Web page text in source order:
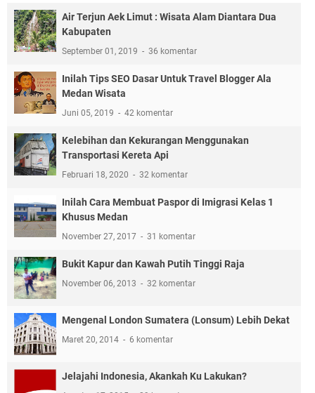
Air Terjun Aek Limut : Wisata Alam Diantara Dua
Kabupaten
September 01, 2019 36 komentar
Inilah Tips SEO Dasar Untuk Travel Blogger Ala
Medan Wisata
Juni 05, 2019 42 komentar
Kelebihan dan Kekurangan Menggunakan
Transportasi Kereta Api
Februari 18, 2020 32 komentar
Inilah Cara Membuat Paspor di Imigrasi Kelas 1
Khusus Medan
November 27, 2017 31 komentar
Bukit Kapur dan Kawah Putih Tinggi Raja
November 06, 2013 32 komentar
Mengenal London Sumatera (Lonsum) Lebih Dekat
Maret 20, 2014 6 komentar
Jelajahi Indonesia, Akankah Ku Lakukan?